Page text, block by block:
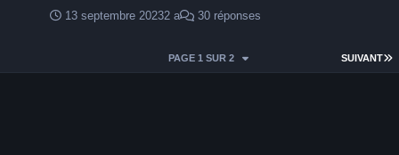
13 septembre 20232 a 30 réponses
SUIVANT
PAGE 1 SUR 2